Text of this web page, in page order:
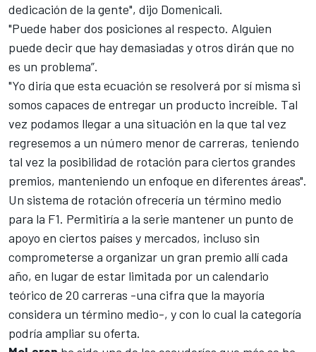
dedicación de la gente", dijo Domenicali.
"Puede haber dos posiciones al respecto. Alguien
puede decir que hay demasiadas y otros dirán que no
es un problema”.
"Yo diría que esta ecuación se resolverá por sí misma si
somos capaces de entregar un producto increíble. Tal
vez podamos llegar a una situación en la que tal vez
regresemos a un número menor de carreras, teniendo
tal vez la posibilidad de rotación para ciertos grandes
premios, manteniendo un enfoque en diferentes áreas".
Un sistema de rotación ofrecería un término medio
para la F1. Permitiría a la serie mantener un punto de
apoyo en ciertos países y mercados, incluso sin
comprometerse a organizar un gran premio allí cada
año, en lugar de estar limitada por un calendario
teórico de 20 carreras -una cifra que la mayoría
considera un término medio-, y con lo cual la categoría
podría ampliar su oferta.